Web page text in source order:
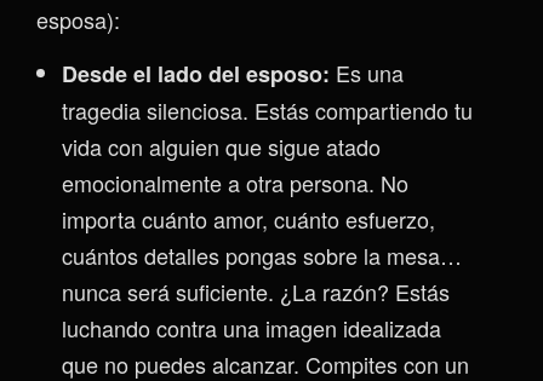
esposa):
Desde el lado del esposo: Es una
tragedia silenciosa. Estás compartiendo tu
vida con alguien que sigue atado
emocionalmente a otra persona. No
importa cuánto amor, cuánto esfuerzo,
cuántos detalles pongas sobre la mesa…
nunca será suficiente. ¿La razón? Estás
luchando contra una imagen idealizada
que no puedes alcanzar. Compites con un